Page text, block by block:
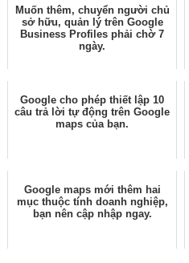
Muốn thêm, chuyển người chủ
sở hữu, quản lý trên Google
Business Profiles phải chờ 7
ngày.
Google cho phép thiết lập 10
câu trả lời tự động trên Google
maps của bạn.
Google maps mới thêm hai
mục thuộc tính doanh nghiệp,
bạn nên cập nhập ngay.